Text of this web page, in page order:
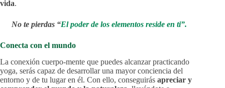
vida.
No te pierdas “El poder de los elementos reside en ti”.
Conecta con el mundo
La conexión cuerpo-mente que puedes alcanzar practicando
yoga, serás capaz de desarrollar una mayor conciencia del
entorno y de tu lugar en él. Con ello, conseguirás apreciar y